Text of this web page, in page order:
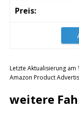
Letzte Aktualisierung am
Amazon Product
weitere